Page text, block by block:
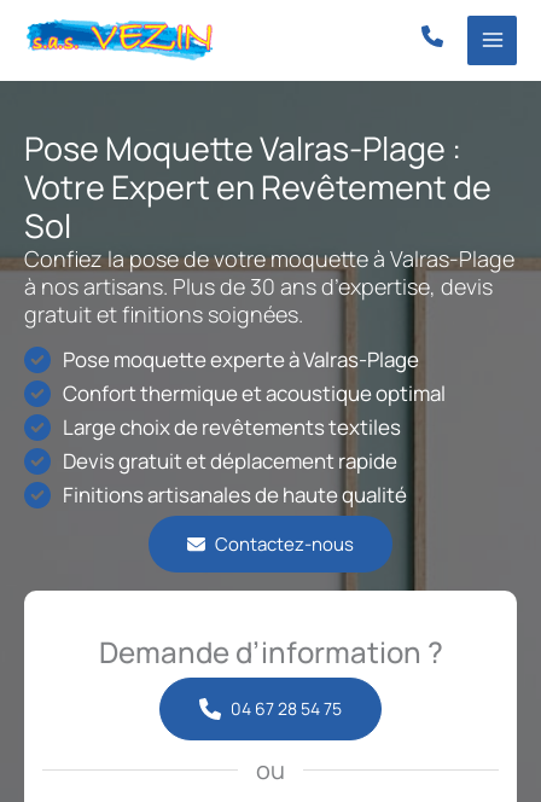
Pose Moquette Valras-Plage :
Votre Expert en Revêtement de
Sol
Confiez la pose de votre moquette à Valras-Plage
à nos artisans. Plus de 30 ans d’expertise, devis
gratuit et finitions soignées.
Pose moquette experte à Valras-Plage
Confort thermique et acoustique optimal
Large choix de revêtements textiles
Devis gratuit et déplacement rapide
Finitions artisanales de haute qualité
Contactez-nous
Demande d’information ?
04 67 28 54 75
ou